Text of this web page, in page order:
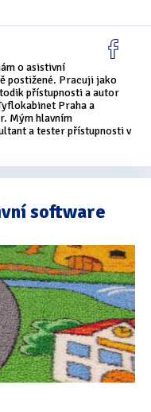
o asistivní
postižené. Pracuji jako
přístupnosti a autor
Praha a
Mým hlavním
a tester přístupnosti v
software